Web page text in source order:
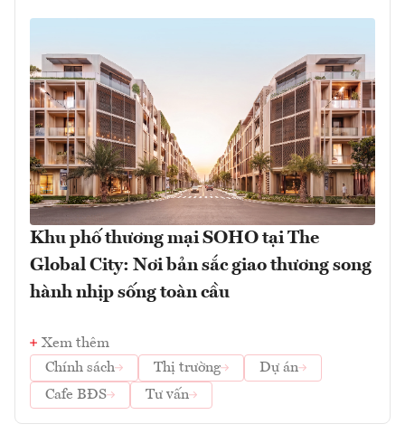
Khu phố thương mại SOHO tại The
Global City: Nơi bản sắc giao thương song
hành nhịp sống toàn cầu
Xem thêm
Chính sách
Thị trường
Dự án
Cafe BĐS
Tư vấn